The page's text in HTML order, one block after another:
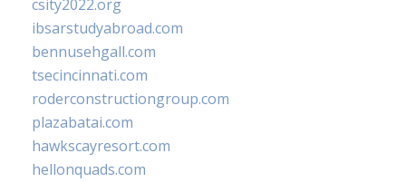
csity2022.org
ibsarstudyabroad.com
bennusehgall.com
tsecincinnati.com
roderconstructiongroup.com
plazabatai.com
hawkscayresort.com
hellonquads.com